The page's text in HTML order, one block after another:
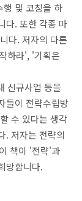
행 및 코칭을 하
다. 또한 각종 마
다. 저자의 다른
하라', '기획은
신규사업 등을
들이 전략수립방
수 있다는 생각
. 저자는 전략의
책이 '전략'과
망합니다.